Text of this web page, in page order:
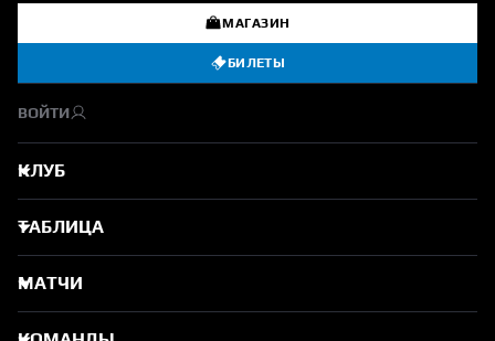
МАГАЗИН
БИЛЕТЫ
ВОЙТИ
КЛУБ
ТАБЛИЦА
МАТЧИ